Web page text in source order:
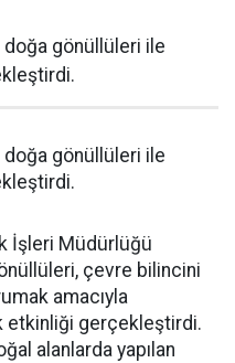
gönüllüleri ile
gönüllüleri ile
İşleri Müdürlüğü
çevre bilincini
amacıyla
etkinliği gerçekleştirdi.
alanlarda yapılan